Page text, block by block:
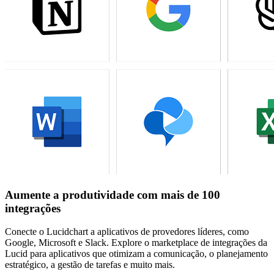
Aumente a produtividade com mais de 100
integrações
Conecte o Lucidchart a aplicativos de provedores líderes, como
Google, Microsoft e Slack. Explore o marketplace de integrações da
Lucid para aplicativos que otimizam a comunicação, o planejamento
estratégico, a gestão de tarefas e muito mais.